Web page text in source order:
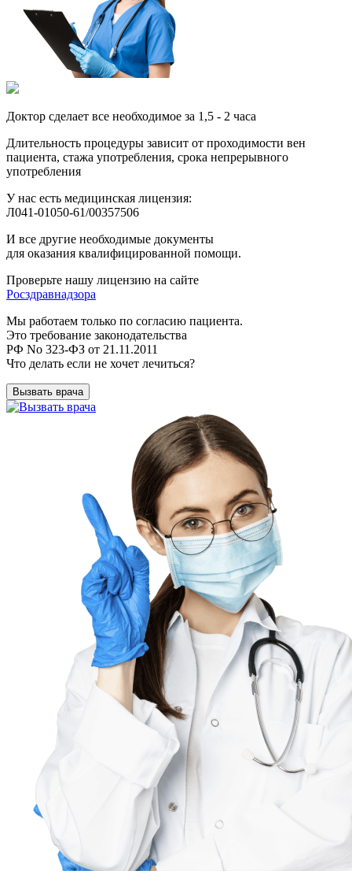
Доктор сделает все необходимое за 1,5 - 2 часа
Длительность процедуры зависит от проходимости вен
пациента, стажа употребления, срока непрерывного
употребления
У нас есть медицинская лицензия:
Л041-01050-61/00357506
И все другие необходимые документы
для оказания квалифицированной помощи.
Проверьте нашу лицензию на сайте
Росздравнадзора
Мы работаем только по согласию пациента.
Это требование законодательства
РФ No 323-ФЗ от 21.11.2011
Что делать если не хочет лечиться?
Вызвать врача